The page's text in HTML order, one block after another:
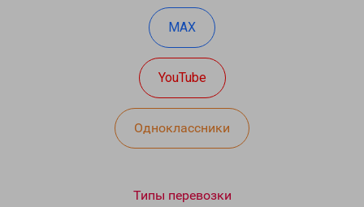
MAX
YouTube
Одноклассники
Типы перевозки